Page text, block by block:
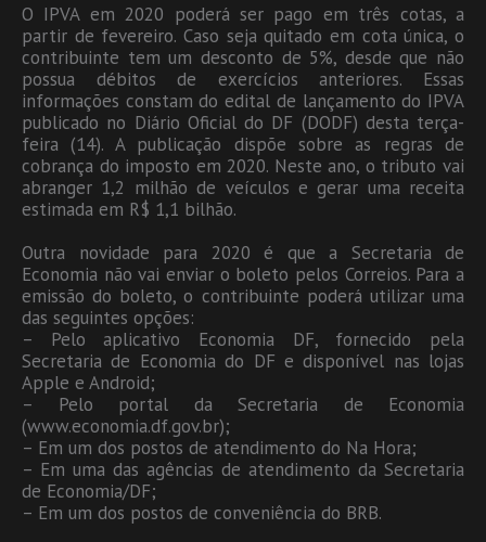
O IPVA em 2020 poderá ser pago em três cotas, a
partir de fevereiro. Caso seja quitado em cota única, o
contribuinte tem um desconto de 5%, desde que não
possua débitos de exercícios anteriores. Essas
informações constam do edital de lançamento do IPVA
publicado no Diário Oficial do DF (DODF) desta terça-
feira (14). A publicação dispõe sobre as regras de
cobrança do imposto em 2020. Neste ano, o tributo vai
abranger 1,2 milhão de veículos e gerar uma receita
estimada em R$ 1,1 bilhão.
Outra novidade para 2020 é que a Secretaria de
Economia não vai enviar o boleto pelos Correios. Para a
emissão do boleto, o contribuinte poderá utilizar uma
das seguintes opções:
– Pelo aplicativo Economia DF, fornecido pela
Secretaria de Economia do DF e disponível nas lojas
Apple e Android;
– Pelo portal da Secretaria de Economia
(www.economia.df.gov.br);
– Em um dos postos de atendimento do Na Hora;
– Em uma das agências de atendimento da Secretaria
de Economia/DF;
– Em um dos postos de conveniência do BRB.